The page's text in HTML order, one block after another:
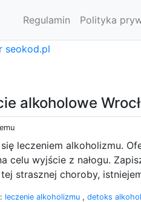
Regulamin Polityka
alkoholowe
leczeniem alkoholizmu.
celu wyjście z nałogu.
tej strasznej choroby,
leczenie alkoholizmu , detoks